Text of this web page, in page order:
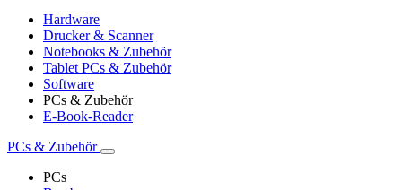
Hardware
Drucker & Scanner
Notebooks & Zubehör
Tablet PCs & Zubehör
Software
PCs & Zubehör
E-Book-Reader
PCs & Zubehör
PCs